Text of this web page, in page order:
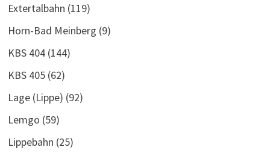
Extertalbahn (119)
Horn-Bad Meinberg (9)
KBS 404(144)
KBS 405(62)
Lage (Lippe) (92)
Lemgo (59)
Lippebahn (25)